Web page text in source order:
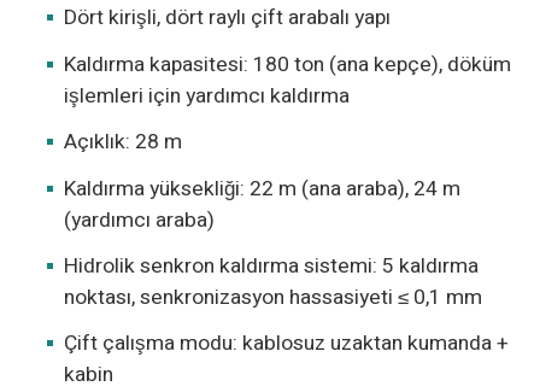
Dört kirişli, dört raylı çift arabalı yapı
Kaldırma kapasitesi: 180 ton (ana kepçe), döküm
işlemleri için yardımcı kaldırma
Açıklık: 28 m
Kaldırma yüksekliği: 22 m (ana araba), 24 m
(yardımcı araba)
Hidrolik senkron kaldırma sistemi: 5 kaldırma
noktası, senkronizasyon hassasiyeti ≤ 0,1 mm
Çift çalışma modu: kablosuz uzaktan kumanda +
kabin